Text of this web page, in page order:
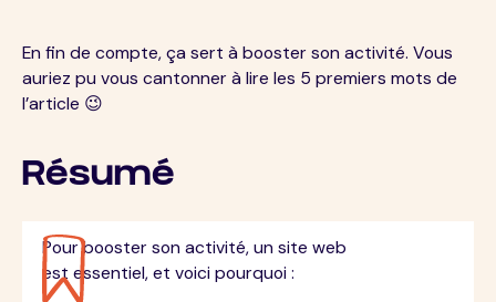
En fin de compte, ça sert à booster son activité. Vous
auriez pu vous cantonner à lire les 5 premiers mots de
l’article 😉
Résumé
Pour booster son activité, un site web
est essentiel, et voici pourquoi :